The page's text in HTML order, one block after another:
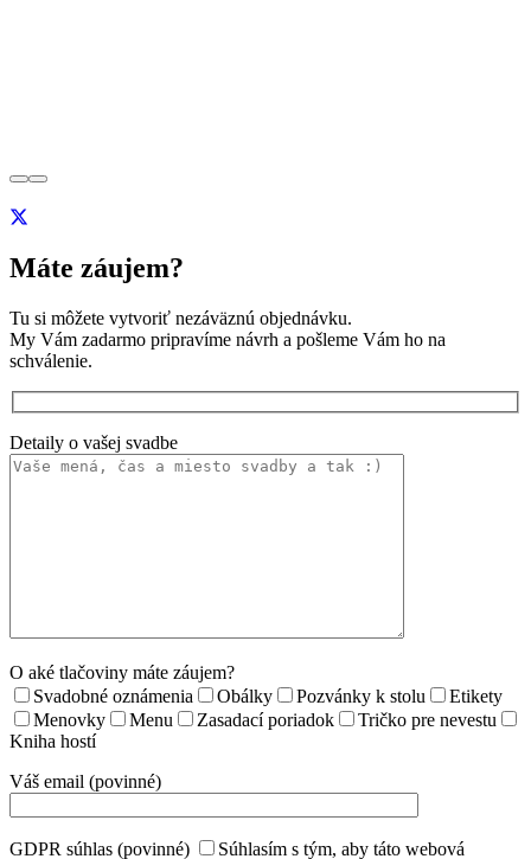
Máte záujem?
Tu si môžete vytvoriť nezáväznú objednávku.
My Vám zadarmo pripravíme návrh a pošleme Vám ho na
schválenie.
Detaily o vašej svadbe
O aké tlačoviny máte záujem?
Svadobné oznámenia
Obálky Pozvánky k stolu
Etikety
Menovky
Menu Zasadací poriadok
Tričko pre nevestu
Kniha hostí
Váš email (povinné)
GDPR súhlas (povinné) Súhlasím s tým, aby táto webová